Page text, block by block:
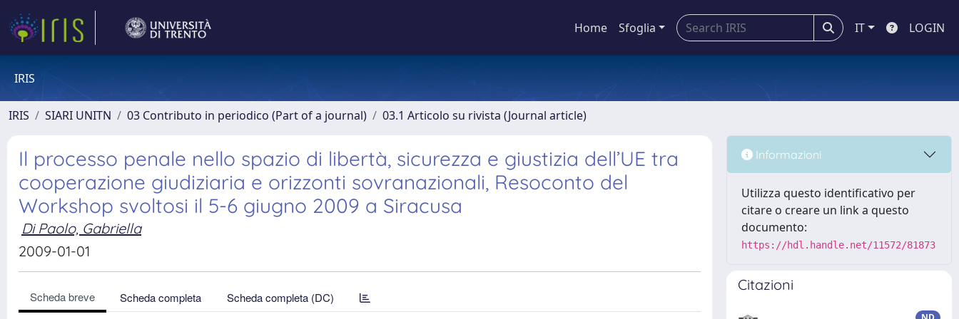
Home Sfoglia IT LOGIN
IRIS
IRIS SIARI UNITN 03 Contributo in periodico (Part of a journal) 03.1 Articolo su rivista (Journal article)
Il processo penale nello spazio di libertà, sicurezza e giustizia dell’UE tra
cooperazione giudiziaria e orizzonti sovranazionali, Resoconto del
Workshop svoltosi il 5-6 giugno 2009 a Siracusa
Di Paolo, Gabriella
2009-01-01
Scheda breve Scheda completa Scheda completa (DC)
Informazioni
Utilizza questo identificativo per
citare o creare un link a questo
documento:
https://hdl.handle.net/11572/81873
Citazioni